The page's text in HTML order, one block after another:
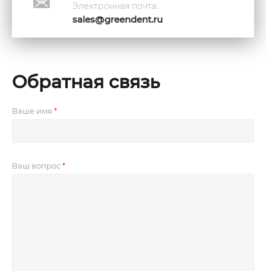
Электронная почта:
sales@greendent.ru
Обратная связь
Ваше имя
Ваш вопрос